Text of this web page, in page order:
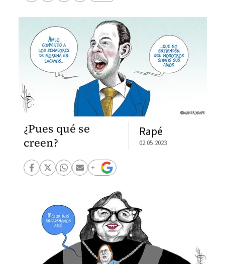
¿Pues qué se
creen?
Rapé
02.05.2023